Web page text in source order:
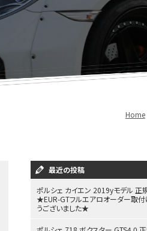
Home
最近の投稿
ポルシェ カイエン 2019yモデル 正
★EUR-GTフルエアロオーダー取
うございました★